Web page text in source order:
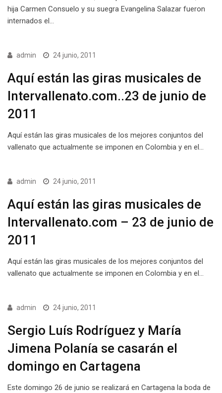
hija Carmen Consuelo y su suegra Evangelina Salazar fueron
internados el…
admin 24 junio, 2011
Aquí están las giras musicales de
Intervallenato.com..23 de junio de
2011
Aquí están las giras musicales de los mejores conjuntos del
vallenato que actualmente se imponen en Colombia y en el…
admin 24 junio, 2011
Aquí están las giras musicales de
Intervallenato.com – 23 de junio de
2011
Aquí están las giras musicales de los mejores conjuntos del
vallenato que actualmente se imponen en Colombia y en el…
admin 24 junio, 2011
Sergio Luís Rodríguez y María
Jimena Polanía se casarán el
domingo en Cartagena
Este domingo 26 de junio se realizará en Cartagena la boda de